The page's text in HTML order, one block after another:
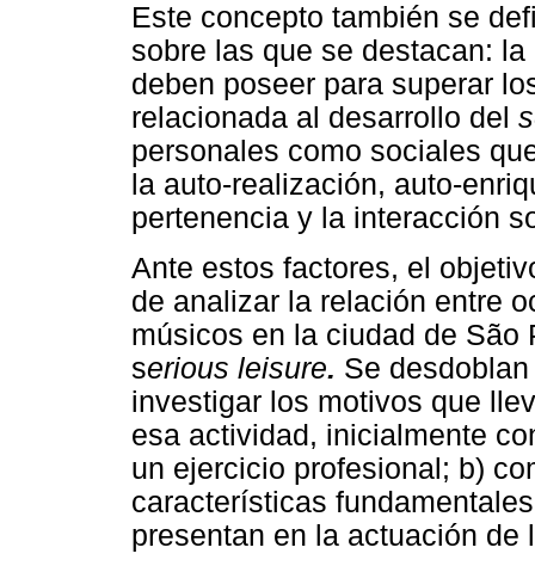
Este concepto también se
sobre las que se destacan:
deben poseer para superar
relacionada al desarrollo del
personales como sociales
la auto-realización, auto-
pertenencia y la interacción
Ante estos factores, el
de analizar la relación entre
músicos en la ciudad de São
serious leisure. Se
investigar los motivos que
esa actividad, inicialmente
un ejercicio profesional; b)
características
presentan en la actuación de